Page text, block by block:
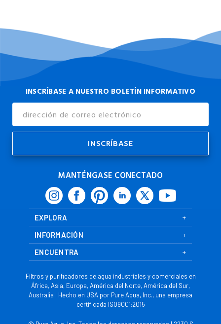
INSCRÍBASE A NUESTRO BOLETÍN INFORMATIVO
Correo
MANTÉNGASE CONECTADO
EXPLORA
INFORMACIÓN
ENCUENTRA
Filtros y purificadores de agua industriales y comerciales en
África, Asia, Europa, América del Norte, América del Sur,
Australia | Hecho en USA por Pure Aqua, Inc., una empresa
certificada ISO9001:2015